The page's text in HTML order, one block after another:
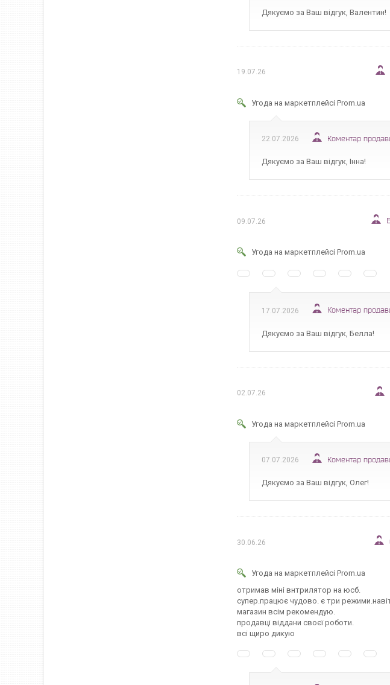
Дякуємо за Ваш відгук, Валентин!
19.07.26
Угода на маркетплейсі Prom.ua
22.07.2026 Коментар
Дякуємо за Ваш відгук, Інна!
09.07.26
Угода на маркетплейсі Prom.ua
17.07.2026 Коментар
Дякуємо за Ваш відгук, Белла!
02.07.26
Угода на маркетплейсі Prom.ua
07.07.2026 Коментар
Дякуємо за Ваш відгук, Олег!
30.06.26
Угода на маркетплейсі Prom.ua
отримав міні внтрилятор на юсб.
супер.працює чудово. є три
магазин всім рекомендую.
продавці віддани своєї роботи.
всі щиро дикую